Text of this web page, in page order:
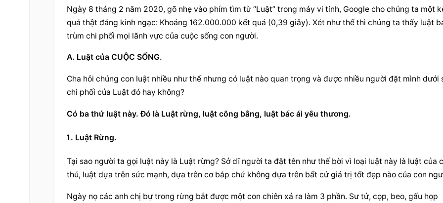
Ngày 8 tháng 2 năm 2020, gõ nhẹ vào phím tìm từ “Luật” trong máy vi tính, Google cho chúng ta một
quả thật đáng kinh ngạc: Khoảng 162.000.000 kết quả (0,39 giây). Xét như thế thì chúng ta thấy luật
trùm chi phối mọi lãnh vực của cuộc sống con người.
A. Luật của CUỘC SỐNG.
Cha hỏi chúng con luật nhiều như thế nhưng có luật nào quan trọng và được nhiều người đặt mình dưới
chi phối của Luật đó hay không?
Có ba thứ luật này. Đó là Luật rừng, luật công bằng, luật bác ái yêu thương.
Luật Rừng.
Tại sao người ta gọi luật này là Luật rừng? Sở dĩ người ta đặt tên như thế bời vì loại luật này là luật của
thú, luật dựa trên sức mạnh, dựa trên cơ bắp chứ không dựa trên bất cứ giá trị tốt đẹp nào của con
Ngày nọ các anh chị bự trong rừng bắt được một con chiên xả ra làm 3 phần. Sư tử, cọp, beo, gấu họp